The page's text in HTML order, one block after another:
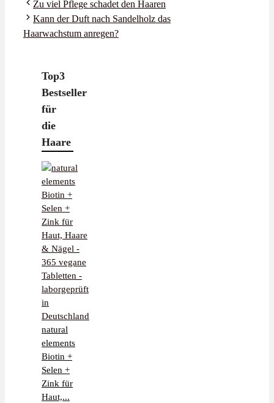
Zu viel Pflege schadet den Haaren
Kann der Duft nach Sandelholz das
Haarwachstum anregen?
Top3
Bestseller
für
die
Haare
natural
elements
Biotin +
Selen +
Zink für
Haut,...